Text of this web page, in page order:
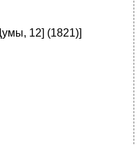
12] (1821)]